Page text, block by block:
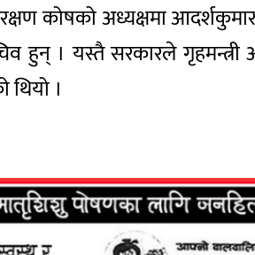
कोषको अध्यक्षमा
हुन् । यस्तै सरकारले गृहमन्त्री
।